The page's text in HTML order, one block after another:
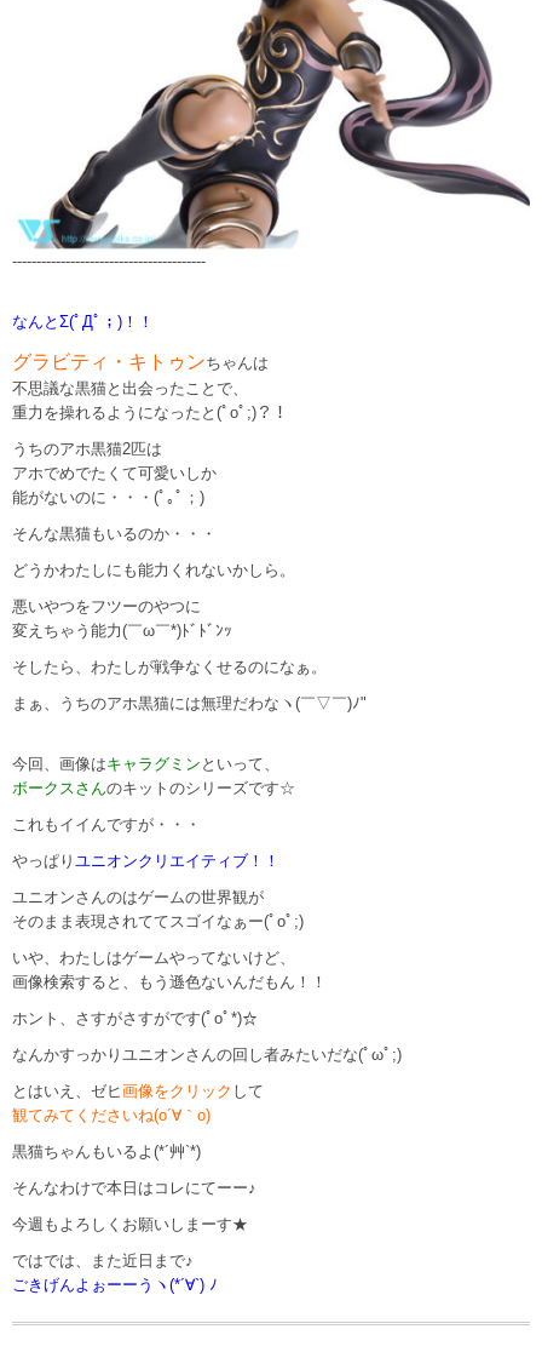
----------------------------------------
なんとΣ(ﾟДﾟ；)！！
グラビティ・キトゥンちゃんは
不思議な黒猫と出会ったことで、
重力を操れるようになったと(ﾟoﾟ;)？！
うちのアホ黒猫2匹は
アホでめでたくて可愛いしか
能がないのに・・・(ﾟ｡ﾟ；)
そんな黒猫もいるのか・・・
どうかわたしにも能力くれないかしら。
悪いやつをフツーのやつに
変えちゃう能力(￣ω￣*)ﾄﾞﾄﾞﾝｯ
そしたら、わたしが戦争なくせるのになぁ。
まぁ、うちのアホ黒猫には無理だわなヽ(￣▽￣)ﾉ"
今回、画像はキャラグミン といって、
ボークスさんのキットのシリーズです☆
これもイイんですが・・・
やっぱり ユニオンクリエイティブ！！
ユニオンさんのはゲームの世界観が
そのまま表現されててスゴイなぁー(ﾟoﾟ;)
いや、わたしはゲームやってないけど、
画像検索すると、もう遜色ないんだもん！！
ホント、さすがさすがです(ﾟoﾟ*)☆
なんかすっかりユニオンさんの回し者みたいだな(ﾟωﾟ;)
とはいえ、ゼヒ画像をクリック して
観てみてくださいね(o´∀｀o)
黒猫ちゃんもいるよ(*´艸`*)
そんなわけで本日はコレにてーー♪
今週もよろしくお願いしまーす★
ではでは、また近日まで♪
ごきげんよぉーーうヽ(*´∀`) ﾉ